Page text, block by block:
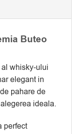
Buteo
whisky-ului
elegant in
pahare de
ideala.
perfect